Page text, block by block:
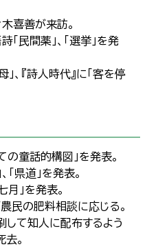
喜善が来訪。
「民間薬」、「選挙」を発
」、『詩人時代』に「客を停
の童話的構図」を発表。
「県道」を発表。
月」を発表。
民の肥料相談に応じる。
て知人に配布するよう
。